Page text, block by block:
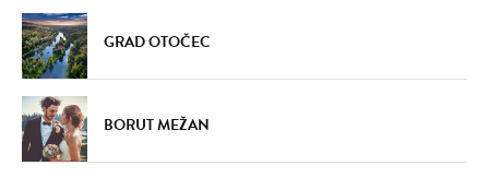
GRAD OTOČEC
BORUT MEŽAN